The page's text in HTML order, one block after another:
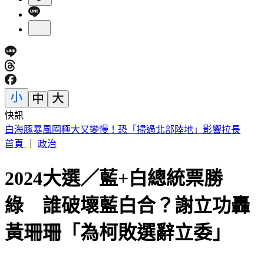
快訊
今天關公生日！「6類人必拜」求財、轉運靈爆 這類人當心
拜錯
2024大選／藍+白總統票勝
綠 誰破壞藍白合？謝立功轟
黃珊珊「為柯敗選辭立委」